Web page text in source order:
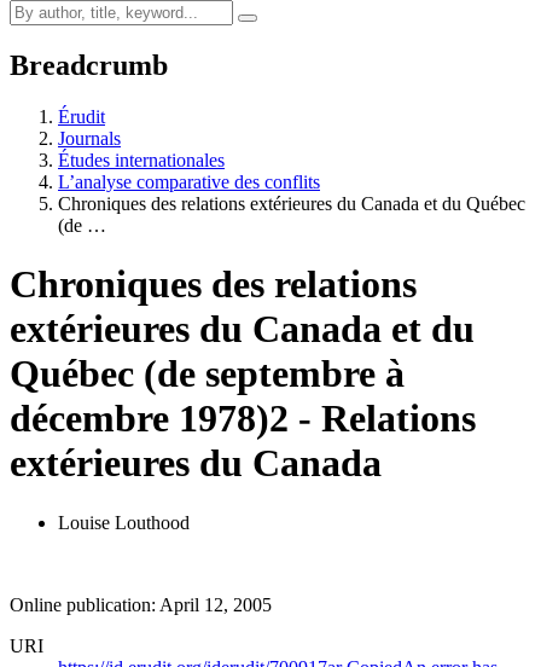
Breadcrumb
Érudit
Journals
Études internationales
L’analyse comparative des conflits
Chroniques des relations extérieures du Canada et du Québec
(de …
Chroniques des relations
extérieures du Canada et du
Québec (de septembre à
décembre 1978)2 - Relations
extérieures du Canada
Louise Louthood
Online publication: April 12, 2005
URI